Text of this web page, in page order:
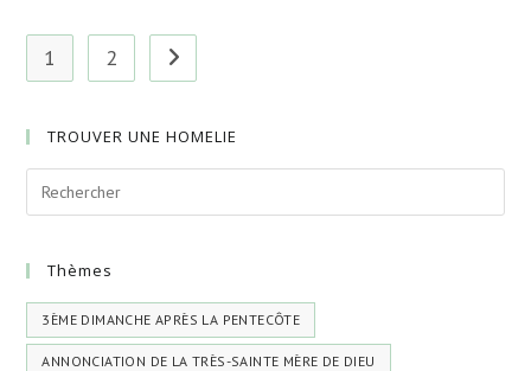
1 2 Aller à la page suivante
TROUVER UNE HOMELIE
Thèmes
3ÈME DIMANCHE APRÈS LA PENTECÔTE
ANNONCIATION DE LA TRÈS-SAINTE MÈRE DE DIEU